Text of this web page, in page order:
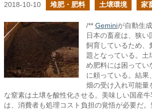
2018-10-10 堆肥・肥料 土壌環境 家
/** Geminiが自動生
日本の畜産は、狭い
飼育しているため、
題となっている。土
め肥料には困ってい
に頼っている。結果
畑の受け入れ可能量
な窒素は土壌を酸性化させる。美味しい国産
は、消費者も処理コスト負担の覚悟が必要だ